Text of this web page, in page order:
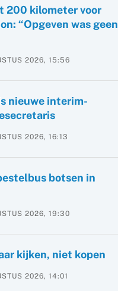
200 kilometer voor
“Opgeven was geen
2026, 15:56
nieuwe interim-
2026, 16:13
botsen in
2026, 19:30
kijken, niet kopen
2026, 14:01